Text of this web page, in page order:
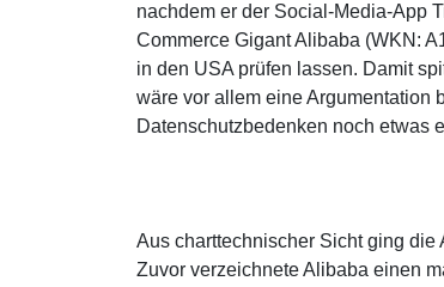
nachdem er der Social-Media-App
Commerce Gigant Alibaba (WKN:
in den USA prüfen lassen. Damit
wäre vor allem eine Argumentation
Datenschutzbedenken noch etwas
Aus charttechnischer Sicht ging
Zuvor verzeichnete Alibaba einen